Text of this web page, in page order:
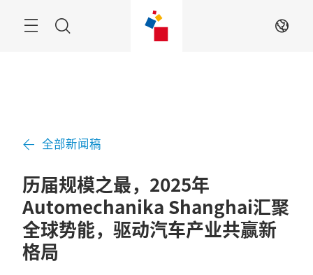
菜
ZH
全部新闻稿
历届规模之最，2025年
Automechanika Shanghai汇聚
全球势能，驱动汽车产业共赢新
格局